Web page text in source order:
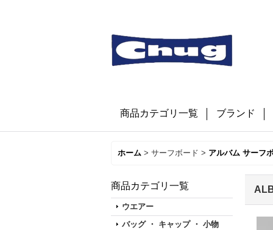
商品カテゴリ一覧 ブランド
ホーム > サーフボード > アルバム サーフ
商品カテゴリ一覧
ウエアー
バッグ ・ キャップ ・ 小物